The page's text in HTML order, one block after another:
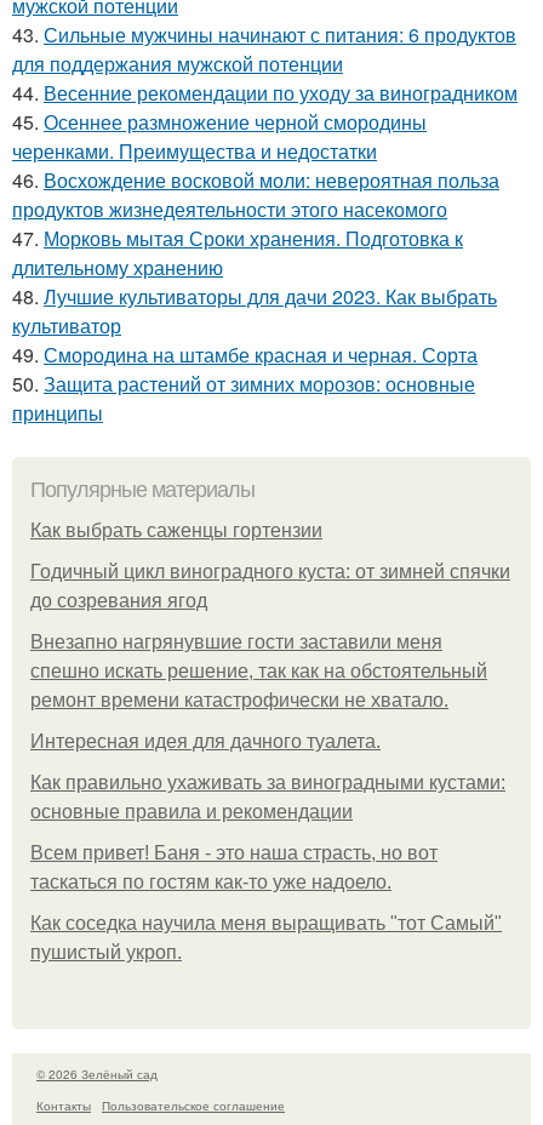
43. Сильные мужчины начинают с питания: 6 продуктов
для поддержания мужской потенции
44. Весенние рекомендации по уходу за виноградником
45. Осеннее размножение черной смородины
черенками. Преимущества и недостатки
46. Восхождение восковой моли: невероятная польза
продуктов жизнедеятельности этого насекомого
47. Морковь мытая Сроки хранения. Подготовка к
длительному хранению
48. Лучшие культиваторы для дачи 2023. Как выбрать
культиватор
49. Смородина на штамбе красная и черная. Сорта
50. Защита растений от зимних морозов: основные
принципы
Популярные материалы
Как выбрать саженцы гортензии
Годичный цикл виноградного куста: от зимней спячки
до созревания ягод
Внезапно нагрянувшие гости заставили меня
спешно искать решение, так как на обстоятельный
ремонт времени катастрофически не хватало.
Интересная идея для дачного туалета.
Как правильно ухаживать за виноградными кустами:
основные правила и рекомендации
Всем привет! Баня - это наша страсть, но вот
таскаться по гостям как-то уже надоело.
Как соседка научила меня выращивать "тот Самый"
пушистый укроп.
© 2026 Зелёный сад
Контакты
Пользовательское соглашение